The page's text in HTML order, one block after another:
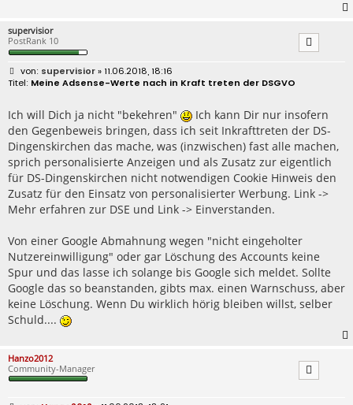
supervisior
PostRank 10
B
e
i
r
a
g
supervisior» 11.06.2018, 18:16
Meine Adsense-Werte nach in Kraft treten der DSGVO
Ich will Dich ja nicht "bekehren"
Ich kann Dir nur insofern
den Gegenbeweis bringen, dass ich seit Inkrafttreten der DS-
Dingenskirchen das mache, was (inzwischen) fast alle machen,
sprich personalisierte Anzeigen und als Zusatz zur eigentlich
für DS-Dingenskirchen nicht notwendigen Cookie Hinweis den
Zusatz für den Einsatz von personalisierter Werbung. Link ->
Mehr erfahren zur DSE und Link -> Einverstanden.
Von einer Google Abmahnung wegen "nicht eingeholter
Nutzereinwilligung" oder gar Löschung des Accounts keine
Spur und das lasse ich solange bis Google sich meldet. Sollte
Google das so beanstanden, gibts max. einen Warnschuss, aber
keine Löschung. Wenn Du wirklich hörig bleiben willst, selber
Schuld....
Hanzo2012
Community-Manager